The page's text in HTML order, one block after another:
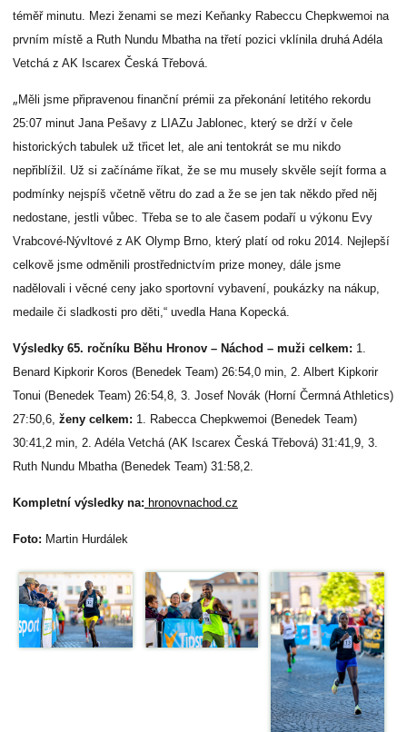
téměř minutu. Mezi ženami se mezi Keňanky Rabeccu Chepkwemoi na
prvním místě a Ruth Nundu Mbatha na třetí pozici vklínila druhá Adéla
Vetchá z AK Iscarex Česká Třebová.
„Měli jsme připravenou finanční prémii za překonání letitého rekordu
25:07 minut Jana Pešavy z LIAZu Jablonec, který se drží v čele
historických tabulek už třicet let, ale ani tentokrát se mu nikdo
nepřiblížil. Už si začínáme říkat, že se mu musely skvěle sejít forma a
podmínky nejspíš včetně větru do zad a že se jen tak někdo před něj
nedostane, jestli vůbec. Třeba se to ale časem podaří u výkonu Evy
Vrabcové-Nývltové z AK Olymp Brno, který platí od roku 2014. Nejlepší
celkově jsme odměnili prostřednictvím prize money, dále jsme
nadělovali i věcné ceny jako sportovní vybavení, poukázky na nákup,
medaile či sladkosti pro děti,“ uvedla Hana Kopecká.
Výsledky 65. ročníku Běhu Hronov – Náchod – muži celkem: 1.
Benard Kipkorir Koros (Benedek Team) 26:54,0 min, 2. Albert Kipkorir
Tonui (Benedek Team) 26:54,8, 3. Josef Novák (Horní Čermná Athletics)
27:50,6, ženy celkem: 1. Rabecca Chepkwemoi (Benedek Team)
30:41,2 min, 2. Adéla Vetchá (AK Iscarex Česká Třebová) 31:41,9, 3.
Ruth Nundu Mbatha (Benedek Team) 31:58,2.
Kompletní výsledky na: hronovnachod.cz
Foto: Martin Hurdálek